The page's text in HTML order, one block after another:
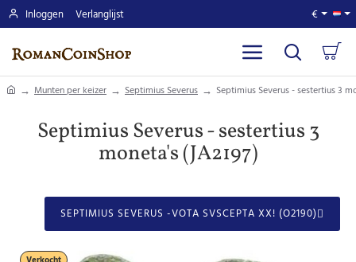
Inloggen Verlanglijst €
homeMunten per keizer Septimius Severus Septimius Severus - sestertius 3
Septimius Severus - sestertius 3
moneta's (JA2197)
SEPTIMIUS SEVERUS -VOTA SVSCEPTA XX! (O2190)